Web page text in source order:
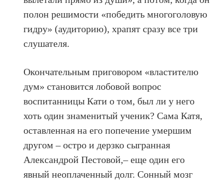
полон решимости «победить многоголовую
гидру» (аудиторию), храпят сразу все три
слушателя.
Окончательным приговором «властителю
дум» становится лобовой вопрос
воспитанницы Кати о том, был ли у него
хоть один знаменитый ученик? Сама Катя,
оставленная на его попечение умершим
другом – остро и дерзко сыгранная
Александрой Пестовой,– еще один его
явный неоплаченный долг. Сонный мозг